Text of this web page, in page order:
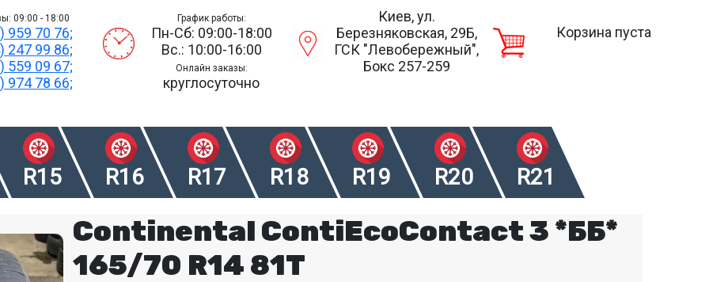
09:00 - 18:00
959 70 76;
247 99 86;
559 09 67;
974 78 66;
График работы:
Пн-Сб: 09:00-18:00
Вс.: 10:00-16:00
Онлайн заказы:
круглосуточно
Киев, ул.
Березняковская, 29Б,
ГСК "Левобережный",
Бокс 257-259
Корзина пуста
R15 R16 R17 R18 R19 R20 R21
Continental ContiEcoContact 3 *ББ*
165/70 R14 81T